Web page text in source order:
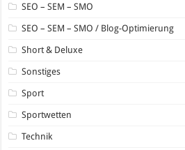
SEO – SEM – SMO
SEO – SEM – SMO / Blog-Optimierung
Short & Deluxe
Sonstiges
Sport
Sportwetten
Technik